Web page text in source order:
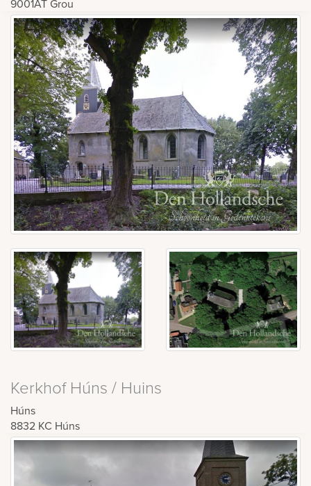
9001AT Grou
Kerkhof Húns / Huins
Húns
8832 KC Húns